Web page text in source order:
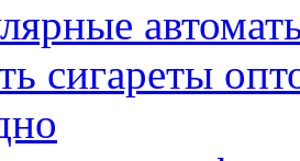
сигареты